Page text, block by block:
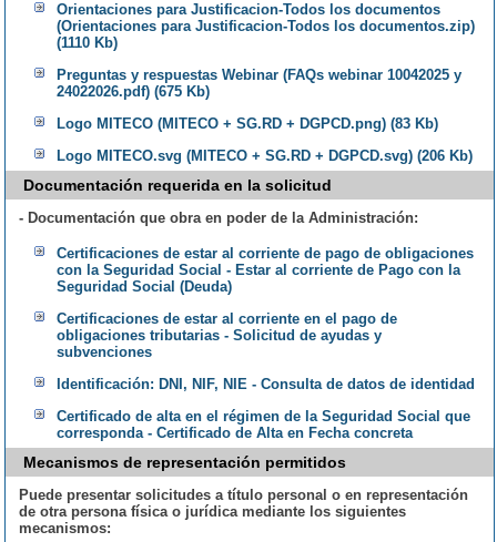
Orientaciones para Justificacion-Todos los documentos
(Orientaciones para Justificacion-Todos los documentos.zip)
(1110 Kb)
Preguntas y respuestas Webinar (FAQs webinar 10042025 y
24022026.pdf) (675 Kb)
Logo MITECO (MITECO + SG.RD + DGPCD.png) (83 Kb)
Logo MITECO.svg (MITECO + SG.RD + DGPCD.svg) (206 Kb)
Documentación requerida en la solicitud
- Documentación que obra en poder de la Administración:
Certificaciones de estar al corriente de pago de obligaciones
con la Seguridad Social - Estar al corriente de Pago con la
Seguridad Social (Deuda)
Certificaciones de estar al corriente en el pago de
obligaciones tributarias - Solicitud de ayudas y
subvenciones
Identificación: DNI, NIF, NIE - Consulta de datos de identidad
Certificado de alta en el régimen de la Seguridad Social que
corresponda - Certificado de Alta en Fecha concreta
Mecanismos de representación permitidos
Puede presentar solicitudes a título personal o en representación
de otra persona física o jurídica mediante los siguientes
mecanismos: